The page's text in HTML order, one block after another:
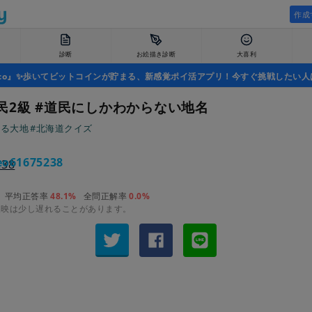
作成
診断 お絵描き診断 大喜利
』✨歩いてビットコインが貯まる、新感覚ポイ活アプリ！今すぐ挑戦したい人
2級 #道民にしかわからない地名
大地#北海道クイズ
平均正答率48.1% 全問正解率0.0%
は少し遅れることがあります。